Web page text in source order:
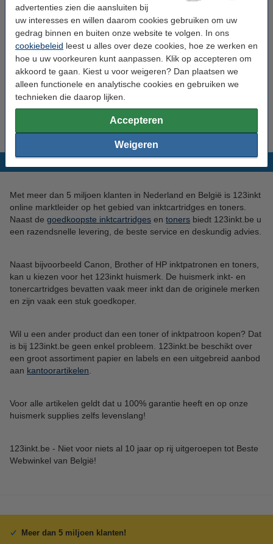
advertenties zien die aansluiten bij
uw interesses en willen daarom cookies gebruiken om uw
gedrag binnen en buiten onze website te volgen. In ons
cookiebeleid leest u alles over deze cookies, hoe ze werken en
hoe u uw voorkeuren kunt aanpassen. Klik op accepteren om
akkoord te gaan. Kiest u voor weigeren? Dan plaatsen we
alleen functionele en analytische cookies en gebruiken we
technieken die daarop lijken.
Accepteren
Weigeren
Meer nieuws
Met meer dan 5 miljoen klanten in Nederland en België is 123inkt
online marktleider op het gebied van inktcartridges en toners.
Naast de goedkoopste inktcartridges en toners biedt 123inkt.be u
een razendsnelle levering, de beste service en deskundig advies.
Naast bijvoorbeeld Canon, Brother of HP inktpatronen en toners,
kan u kiezen voor het 123inkt huismerk. De huismerk inkt- en
tonercartridges bevatten vaak meer inkt dan de originele merken
en zijn vaak een stuk goedkoper.
Wil u een ander product dan een toner of inktpatroon kopen? Dat
is bij 123inkt.be geen enkel probleem. 123inkt.be beschikt over
een groot assortiment papier en labels en een uitgebreid aanbod
aan kantoorartikelen.
Voor alle artikelen geldt dat u 100% garantie heeft en op onze
huismerk supplies zelfs levenslang!
123inkt.be - Niet voor niets al 10 jaar op rij uitgeroepen tot Beste
Webwinkel van België!
Meer dan 5 miljoen klanten!